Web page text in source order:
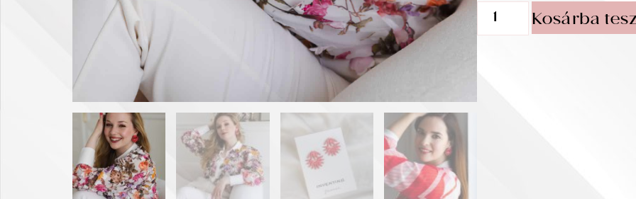
Kosárba